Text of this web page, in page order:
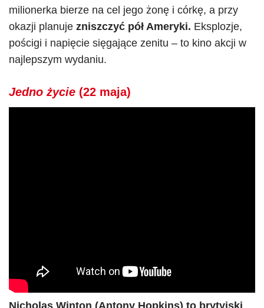
milionerka bierze na cel jego żonę i córkę, a przy
okazji planuje zniszczyć pół Ameryki. Eksplozje,
pościgi i napięcie sięgające zenitu – to kino akcji w
najlepszym wydaniu.
Jedno życie (22 maja)
Nicholas Winton (Antony Hopkins) to brytyjski